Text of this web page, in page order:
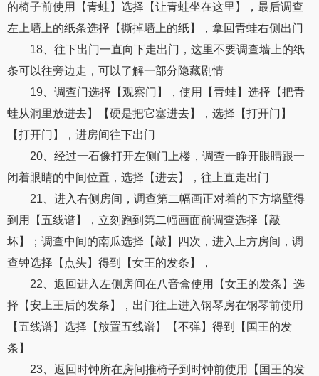
的椅子前使用【青蛙】选择【让青蛙坐在这里】，最后调查
左上墙上的纸条选择【撕掉墙上的纸】，拿回青蛙右侧出门
18、往下出门一直向下走出门，这里不要调查墙上的纸
条可以往旁边走，可以了解一部分隐藏剧情
19、调查门选择【观察门】，使用【青蛙】选择【把青
蛙从洞里放进去】【硬是把它塞进去】，选择【打开门】
【打开门】，进房间往下出门
20、经过一石像打开左侧门上楼，调查一睁开眼睛跟一
闭着眼睛的中间位置，选择【进去】，往上直走出门
21、进入右侧房间，调查第二幅画正对着的下方墙壁得
到用【五线谱】，立刻跑到第二幅画面前调查选择【敲
坏】；调查中间的南瓜选择【敲】四次，进入上方房间，调
查钟选择【点头】得到【女王的发条】，
22、返回进入左侧房间在八音盒使用【女王的发条】选
择【安上王后的发条】，出门往上进入钢琴房在钢琴前使用
【五线谱】选择【放置五线谱】【不弹】得到【国王的发
条】
23、返回时钟所在房间推椅子到时钟前使用【国王的发